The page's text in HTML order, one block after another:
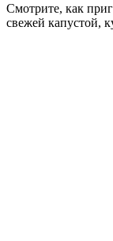
Смотрите, как
свежей капустой,